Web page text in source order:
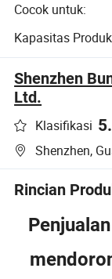
Cocok untuk:
Kapasitas
Shenzhen
Ltd.
Klasifikasi
Shenzhen,
Rincian